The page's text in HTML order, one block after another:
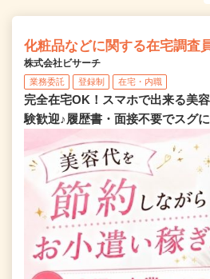
化粧品などに関する在宅調査
株式会社ビサーチ
業務委託 登録制 在宅・内職
完全在宅OK！スマホで出来る美
験歓迎♪履歴書・面接不要でスグ